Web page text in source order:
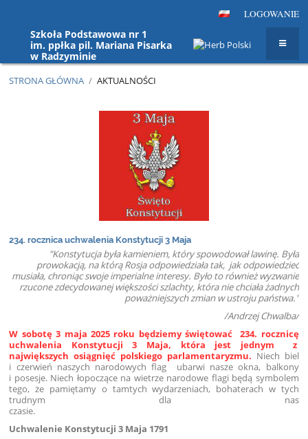
LOGOWANIE
Szkoła Podstawowa nr 1
im. ppłka pil. Mariana Pisarka
w Radzyminie
STRONA GŁÓWNA / AKTUALNOŚCI
234. rocznica uchwalenia Konstytucji 3 Maja
"Konstytucja była kamieniem, który spowodował lawinę. Była
prowokacją, na którą Rosja odpowiedziała tak, jak odpowiedzieć
musiała, chroniąc swoje imperialne interesy. Było to również wyzwanie
rzucone zdecydowanej większości szlachty, która nie chciała żadnych
poważniejszych zmian w ustroju państwa."
/Andrzej Chwalba/
W sobotę 3 maja 2025 roku będziemy świętować 234. rocznicę
uchwalenia Konstytucji 3 Maja, która jest jednym z
największych osiągnięć polskiego parlamentaryzmu. Niech biel
i czerwień naszych narodowych flag ubarwi nasze okna, balkony
i posesje. Niech łopoczące na wietrze narodowe flagi będą symbolem
tego, że pamiętamy o tamtych wydarzeniach, bohaterach w tych
trudnym dla nas
czasie.
Uchwalenie Konstytucji 3 Maja 1791